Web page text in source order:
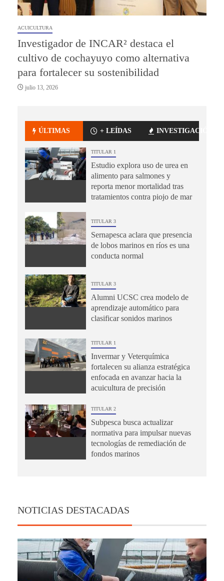
ACUICULTURA
Investigador de INCAR² destaca el
cultivo de cochayuyo como alternativa
para fortalecer su sostenibilidad
julio 13, 2026
ÚLTIMAS + LEÍDAS INVESTIGACIÓN
TITULAR 1
Estudio explora uso de urea en
alimento para salmones y
reporta menor mortalidad tras
tratamientos contra piojo de mar
TITULAR 3
Sernapesca aclara que presencia
de lobos marinos en ríos es una
conducta normal
TITULAR 3
Alumni UCSC crea modelo de
aprendizaje automático para
clasificar sonidos marinos
TITULAR 1
Invermar y Veterquímica
fortalecen su alianza estratégica
enfocada en avanzar hacia la
acuicultura de precisión
TITULAR 2
Subpesca busca actualizar
normativa para impulsar nuevas
tecnologías de remediación de
fondos marinos
NOTICIAS DESTACADAS